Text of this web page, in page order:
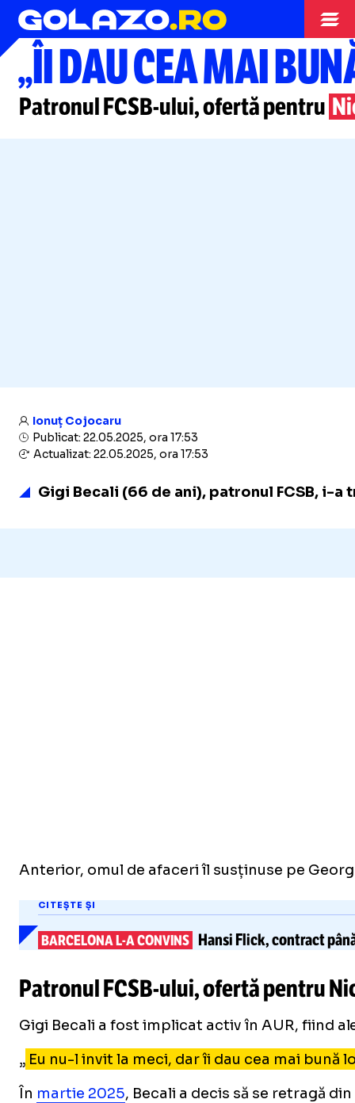
Superliga
„ÎI DAU CEA MAI
PatronulFCSB-ului,ofertă pentru
Ionuț Cojocaru
Publicat: 22.05.2025, ora 17:53
Actualizat: 22.05.2025, ora 17:53
Gigi Becali (66 de ani), patronul FCSB, i-
Anterior, omul de afaceri îl susținuse pe
CITEȘTE ȘI
BARCELONAL-ACONVINS Hansi Flick,contract
PatronulFCSB-ului, ofertă pentru
Gigi Becali a fost implicat activ în AUR, fiind
„ Eu nu-l invit la meci, dar îi dau cea mai bună
În martie 2025, Becali a decis să se retragă